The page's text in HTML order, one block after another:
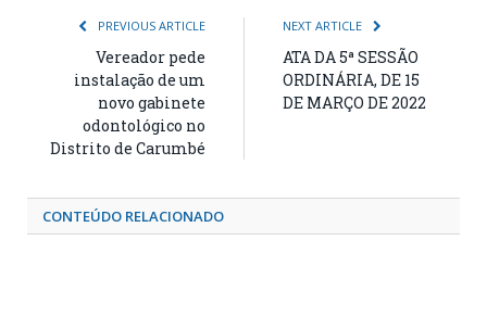
PREVIOUS ARTICLE
Vereador pede
instalação de um
novo gabinete
odontológico no
Distrito de Carumbé
NEXT ARTICLE
ATA DA 5ª SESSÃO
ORDINÁRIA, DE 15
DE MARÇO DE 2022
CONTEÚDO RELACIONADO